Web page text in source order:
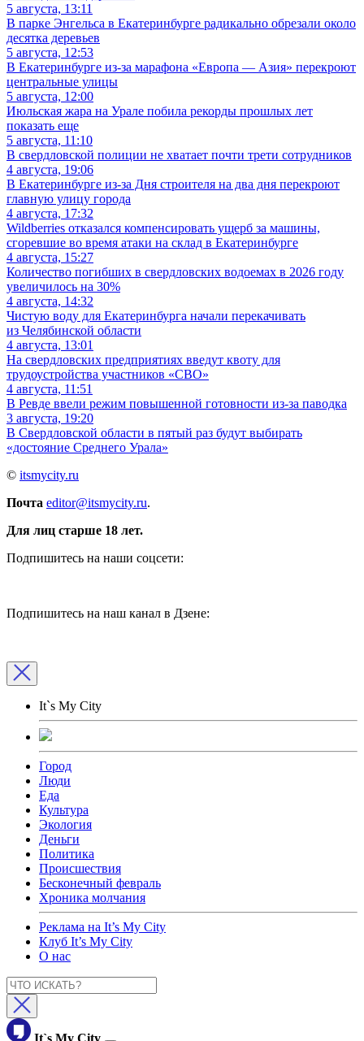
5 августа, 13:11
В парке Энгельса в Екатеринбурге радикально обрезали около
десятка деревьев
5 августа, 12:53
В Екатеринбурге из-за марафона «Европа — Азия» перекроют
центральные улицы
5 августа, 12:00
Июльская жара на Урале побила рекорды прошлых лет
показать еще
5 августа, 11:10
В свердловской полиции не хватает почти трети сотрудников
4 августа, 19:06
В Екатеринбурге из-за Дня строителя на два дня перекроют
главную улицу города
4 августа, 17:32
Wildberries отказался компенсировать ущерб за машины,
сгоревшие во время атаки на склад в Екатеринбурге
4 августа, 15:27
Количество погибших в свердловских водоемах в 2026 году
увеличилось на 30%
4 августа, 14:32
Чистую воду для Екатеринбурга начали перекачивать
из Челябинской области
4 августа, 13:01
На свердловских предприятиях введут квоту для
трудоустройства участников «СВО»
4 августа, 11:51
В Ревде ввели режим повышенной готовности из-за паводка
3 августа, 19:20
В Свердловской области в пятый раз будут выбирать
«достояние Среднего Урала»
© itsmycity.ru
Почта editor@itsmycity.ru.
Для лиц старше 18 лет.
Подпишитесь на наши соцсети:
Подпишитесь на наш канал в Дзене:
It`s My City
Город
Люди
Еда
Культура
Экология
Деньги
Политика
Происшествия
Бесконечный февраль
Хроника молчания
Реклама на It’s My City
Клуб It’s My City
О нас
It`s My City